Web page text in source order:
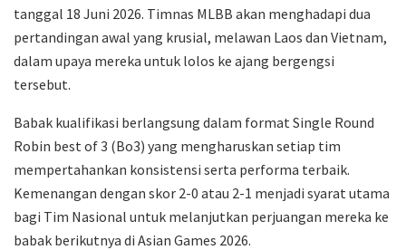
tanggal 18 Juni 2026. Timnas MLBB akan menghadapi dua
pertandingan awal yang krusial, melawan Laos dan Vietnam,
dalam upaya mereka untuk lolos ke ajang bergengsi
tersebut.
Babak kualifikasi berlangsung dalam format Single Round
Robin best of 3 (Bo3) yang mengharuskan setiap tim
mempertahankan konsistensi serta performa terbaik.
Kemenangan dengan skor 2-0 atau 2-1 menjadi syarat utama
bagi Tim Nasional untuk melanjutkan perjuangan mereka ke
babak berikutnya di Asian Games 2026.